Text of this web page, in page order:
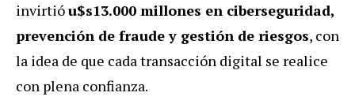
invirtióu$s13.000 millones en ciberseguridad,
prevención de fraude y gestión de riesgos, con
la idea de que cada transacción digital se realice
con plena confianza.